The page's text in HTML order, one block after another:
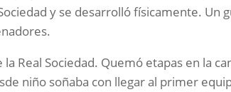
y se desarrolló físicamente. Un
Real Sociedad. Quemó etapas en la
niño soñaba con llegar al primer